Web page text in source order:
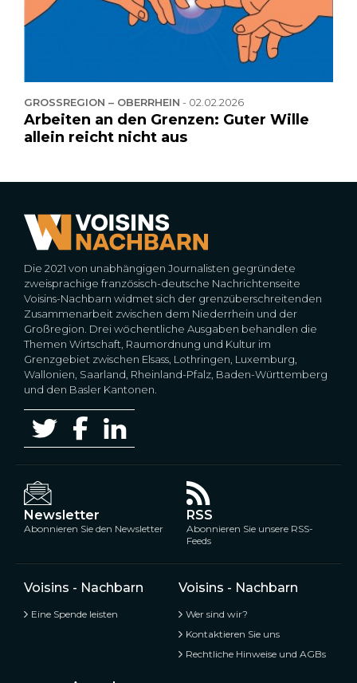
GROSSREGION – OBERRHEIN - 02.02.2026
Arbeiten an den Grenzen: Guter Wille
allein reicht nicht aus
Die 2021 von unabhängigen Journalisten gegründete
zweisprachige französisch-deutsche Nachrichtenseite
Voisins-Nachbarn widmet sich der grenzüberschreitenden
Zusammenarbeit zwischen dem Niederrhein und der
Großregion. Drei wöchentliche Ausgaben behandlen die
Themen Wirtschaft, Raumordnung und Kultur im
Grenzgebiet zwischen Elsass, Lothringen, Luxemburg,
Wallonien, Saarland, Rheinland-Pfalz, Baden-Württemberg
und den Basler Kantonen.
Newsletter
Abonnieren Sie den Newsletter
RSS
Abonnieren Sie unsere RSS-
Feeds
Voisins - Nachbarn
Eine Spende leisten
Voisins - Nachbarn
Wer sind wir?
Kontaktieren Sie uns
Rechtliche Hinweise und AGBs